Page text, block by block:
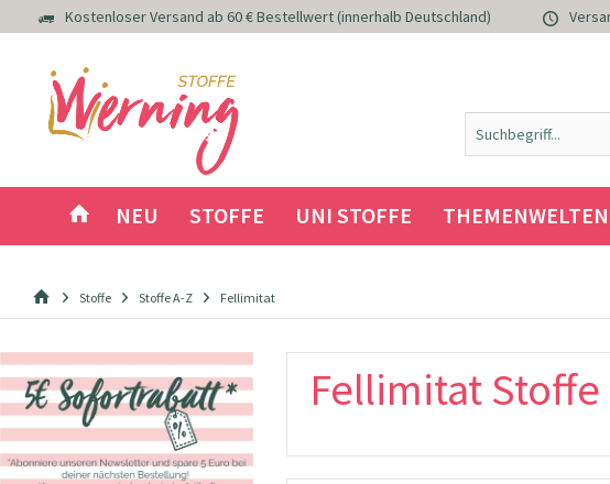
Kostenloser Versand ab 60 € Bestellwert (innerhalb Deutschland)
NEU STOFFE UNI STOFFE THEMENWELTEN
Stoffe Stoffe A-Z Fellimitat
Fellimitat